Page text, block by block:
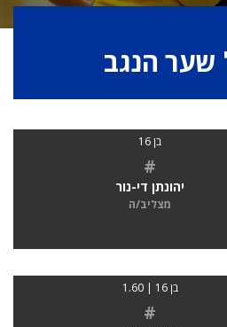
שער הנגב
בן 16
#
יהונתן די-נור
מצליב/ה
בן 16 | 1.60
#